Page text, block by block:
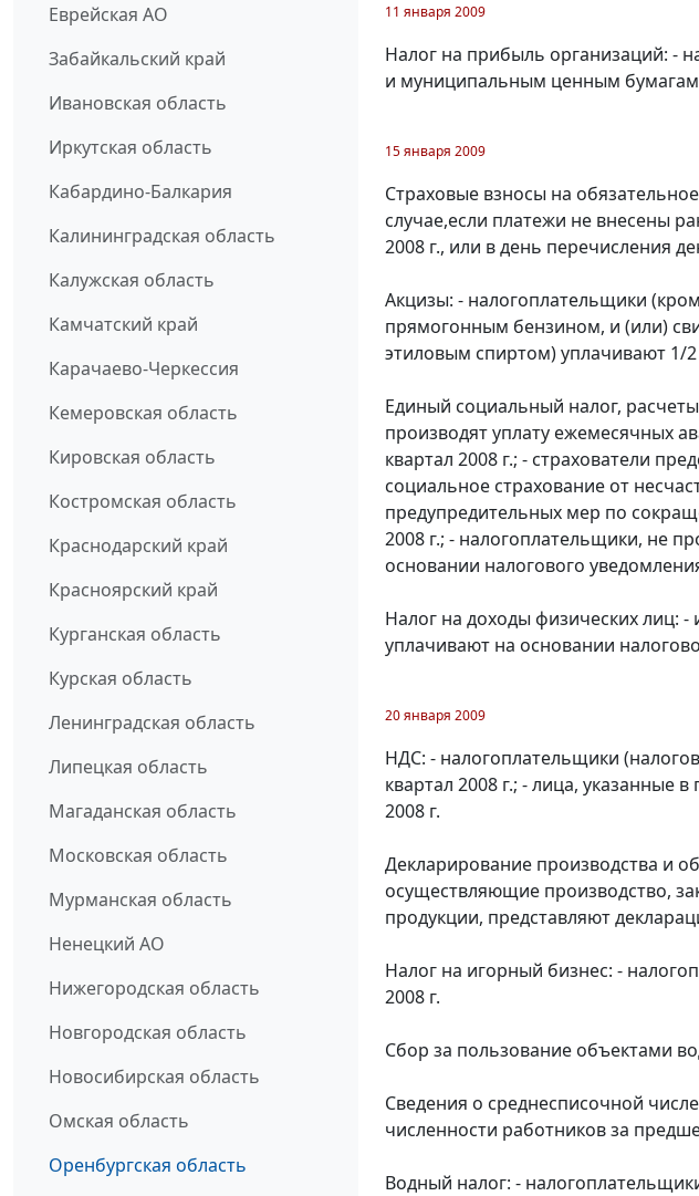
Еврейская АО
Забайкальский край
Ивановская область
Иркутская область
Кабардино-Балкария
Калининградская область
Калужская область
Камчатский край
Карачаево-Черкессия
Кемеровская область
Кировская область
Костромская область
Краснодарский край
Красноярский край
Курганская область
Курская область
Ленинградская область
Липецкая область
Магаданская область
Московская область
Мурманская область
Ненецкий АО
Нижегородская область
Новгородская область
Новосибирская область
Омская область
Оренбургская область
11 января 2009
Налог на прибыль организаций: -
и муниципальным ценным бумагам
15 января 2009
Страховые взносы на
случае,если платежи не внесены
2008 г., или в день перечисления
Акцизы: - налогоплательщики
прямогонным бензином, и (или)
этиловым спиртом) уплачивают 1/
Единый социальный налог,
производят уплату ежемесячных
квартал 2008 г.; - страхователи
социальное страхование от
предупредительных мер по
2008 г.; - налогоплательщики, не
основании налогового
Налог на доходы физических лиц:
уплачивают на основании
20 января 2009
НДС: - налогоплательщики
квартал 2008 г.; - лица, указанные
2008 г.
Декларирование производства и
осуществляющие производство,
продукции, представляют
Налог на игорный бизнес: -
2008 г.
Сбор за пользование объектами
Сведения о среднесписочной
численности работников за
Водный налог: -